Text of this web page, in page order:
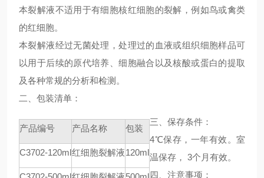
本裂解液不适用于有细胞核红细胞的裂解，例如鸟或禽类
的红细胞。
本裂解液经过无菌处理，处理过的血液或组织细胞样品可
以用于后续的原代培养、细胞融合以及核酸或蛋白的提取
及各种常规的分析和检测。
二、包装清单：
产品编号 产品名称 包装
C3702-120ml红细胞裂解液120ml
三、保存条件：
4℃保存，一年有效。室
温保存， 3个月有效。
四、注意事项：